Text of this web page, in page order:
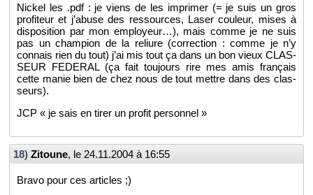
Ni­ckel les .pdf : je viens de les im­pri­mer (= je suis un gros
pro­fi­teur et j’abuse des res­sources, Laser cou­leur, mises à
dis­po­si­tion par mon em­ployeur…), mais comme je ne suis
pas un cham­pion de la re­liure (cor­rec­tion : comme je n’y
connais rien du tout) j’ai mis tout ça dans un bon vieux CLAS­
SEUR FE­DE­RAL (ça fait tou­jours rire mes amis fran­çais
cette manie bien de chez nous de tout mettre dans des clas­
seurs).
JCP « je sais en tirer un pro­fit per­son­nel »
18) Zi­toune, le 24.11.2004 à 16:55
Bravo pour ces ar­ticles ;)